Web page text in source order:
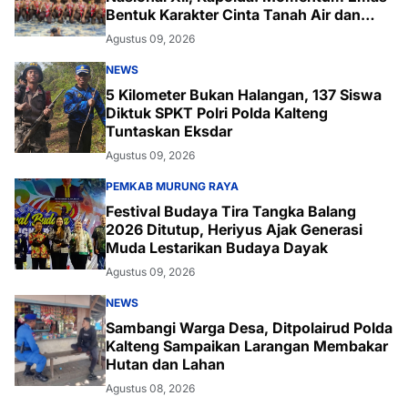
Bentuk Karakter Cinta Tanah Air dan
Lingkungan
Agustus 09, 2026
NEWS
5 Kilometer Bukan Halangan, 137 Siswa
Diktuk SPKT Polri Polda Kalteng
Tuntaskan Eksdar
Agustus 09, 2026
PEMKAB MURUNG RAYA
Festival Budaya Tira Tangka Balang
2026 Ditutup, Heriyus Ajak Generasi
Muda Lestarikan Budaya Dayak
Agustus 09, 2026
NEWS
Sambangi Warga Desa, Ditpolairud Polda
Kalteng Sampaikan Larangan Membakar
Hutan dan Lahan
Agustus 08, 2026